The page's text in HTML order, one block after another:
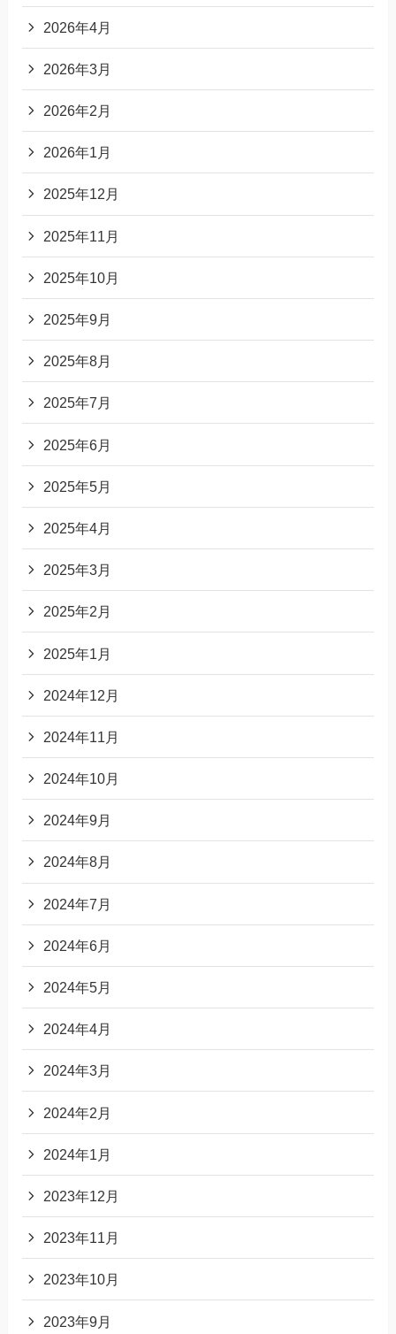
2026年4月
2026年3月
2026年2月
2026年1月
2025年12月
2025年11月
2025年10月
2025年9月
2025年8月
2025年7月
2025年6月
2025年5月
2025年4月
2025年3月
2025年2月
2025年1月
2024年12月
2024年11月
2024年10月
2024年9月
2024年8月
2024年7月
2024年6月
2024年5月
2024年4月
2024年3月
2024年2月
2024年1月
2023年12月
2023年11月
2023年10月
2023年9月